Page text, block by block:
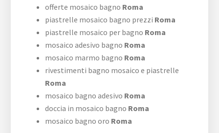
offerte mosaico bagno Roma
piastrelle mosaico bagno prezzi Roma
piastrelle mosaico per bagno Roma
mosaico adesivo bagno Roma
mosaico marmo bagno Roma
rivestimenti bagno mosaico e piastrelle
Roma
mosaico bagno adesivo Roma
doccia in mosaico bagno Roma
mosaico bagno oro Roma